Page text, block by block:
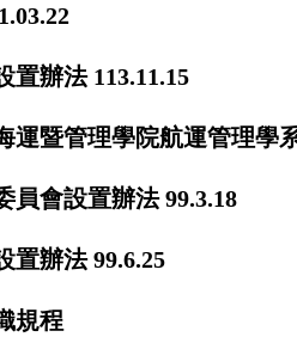
置辦法 113.11.15
運暨管理學院航運管理學
員會設置辦法 99.3.18
置辦法 99.6.25
規程